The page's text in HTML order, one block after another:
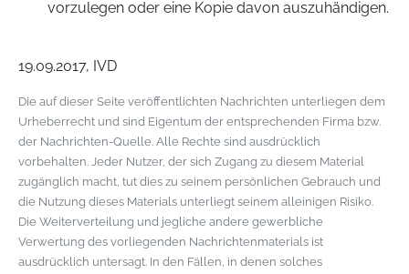
vorzulegen oder eine Kopie davon auszuhändigen.
19.09.2017, IVD
Die auf dieser Seite veröffentlichten Nachrichten unterliegen dem
Urheberrecht und sind Eigentum der entsprechenden Firma bzw.
der Nachrichten-Quelle. Alle Rechte sind ausdrücklich
vorbehalten. Jeder Nutzer, der sich Zugang zu diesem Material
zugänglich macht, tut dies zu seinem persönlichen Gebrauch und
die Nutzung dieses Materials unterliegt seinem alleinigen Risiko.
Die Weiterverteilung und jegliche andere gewerbliche
Verwertung des vorliegenden Nachrichtenmaterials ist
ausdrücklich untersagt. In den Fällen, in denen solches